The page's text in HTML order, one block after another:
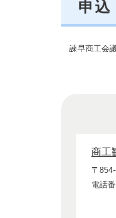
申込
諫早商工会
商工
〒
電話